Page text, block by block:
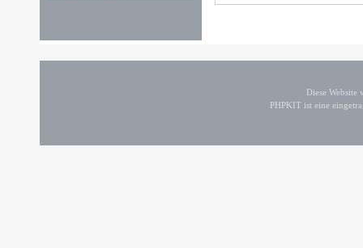
Diese
PHPKIT ist eine